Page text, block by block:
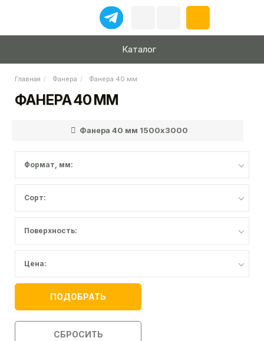
Каталог
Главная Фанера Фанера 40 мм
ФАНЕРА 40 ММ
Фанера 40 мм 1500x3000
Формат, мм:
Сорт:
Поверхность:
Цена:
ПОДОБРАТЬ
СБРОСИТЬ